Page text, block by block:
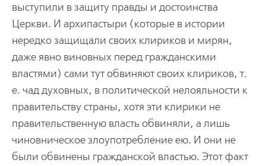
выступили в защиту правды и достоинства
Церкви. И архипастыри (которые в истории
нередко защищали своих клириков и мирян,
даже явно виновных перед гражданскими
властями) сами тут обвиняют своих клириков, т.
е. чад духовных, в политической нелояльности к
правительству страны, хотя эти клирики не
правительственную власть обвиняли, а лишь
чиновническое злоупотребление ею. И они не
были обвинены гражданской властью. Этот факт